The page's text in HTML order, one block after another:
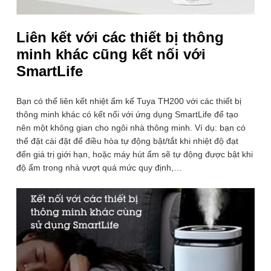
Liên kết với các thiết bị thông
minh khác cũng kết nối với
SmartLife
Bạn có thể liên kết nhiệt ẩm kế Tuya TH200 với các thiết bị
thông minh khác có kết nối với ứng dụng SmartLife để tạo
nên một không gian cho ngôi nhà thông minh. Ví dụ: bạn có
thể đặt cài đặt để điều hòa tự động bật/tắt khi nhiệt độ đạt
đến giá trị giới hạn, hoặc máy hút ẩm sẽ tự động được bật khi
độ ẩm trong nhà vượt quá mức quy định,…
Dễ dàng theo dõi nhiệt độ,
độ ẩm và độ sáng theo thời
gian thực trên ứng dụng
điện thoại với nhiệt ẩm kế
wifi Tuya TH200
Đồng hồ đo nhiệt độ phòng và độ ẩm Tuya TH200 cập nhật
nhiệt độ và độ ẩm lên ứng dụng ngay lập tức, vì vậy bạn luôn
Đăng ký
GIỚI THIỆU
Zalo Official:
THÔNG TIN HƯỚNG DẪN MUA HÀNG
HỖ TRỢ KHÁCH HÀNG
1900.86.86.63
Hotline 24/7
Hỗ trợ trực tuyến
Giờ hoạt động: 8:30 - 17:30